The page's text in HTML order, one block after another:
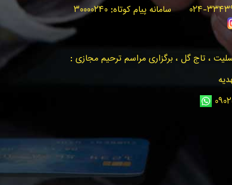
، تاج گل ، برگزاری مراسم ترحیم مجازی :